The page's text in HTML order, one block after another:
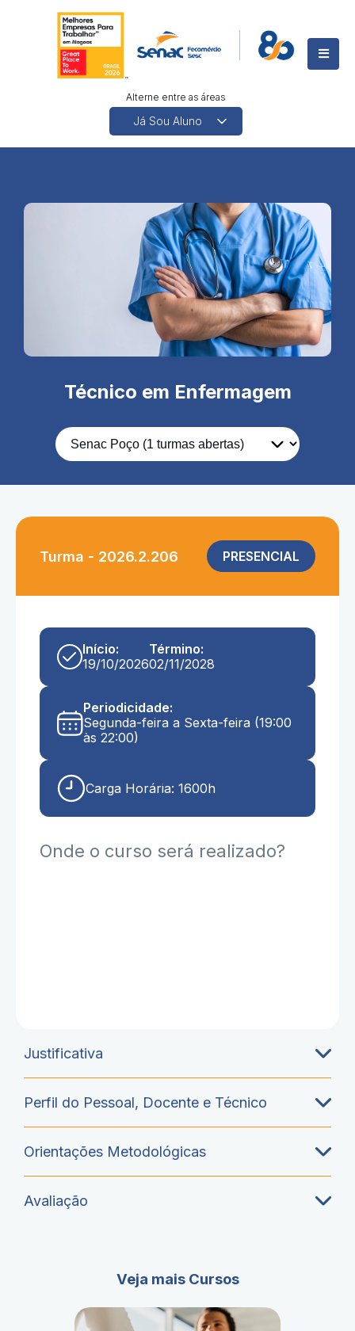
Alterne entre as áreas
Técnico em Enfermagem
Turma - 2026.2.206 PRESENCIAL
Início:
19/10/2026
Término:
02/11/2028
Periodicidade:
Segunda-feira a Sexta-feira (19:00
às 22:00)
Carga Horária: 1600h
Onde o curso será realizado?
Justificativa
Perfil do Pessoal, Docente e Técnico
Orientações Metodológicas
Avaliação
Veja mais Cursos